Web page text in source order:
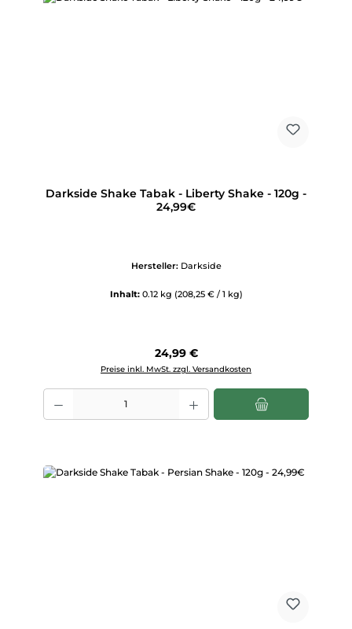
Darkside Shake Tabak - Liberty Shake - 120g -
24,99€
Hersteller: Darkside
Inhalt: 0.12 kg (208,25 € / 1 kg)
Regulärer Preis:
24,99 €
Preise inkl. MwSt. zzgl. Versandkosten
Produkt Anzahl: Gib den gewünschten Wert ein oder benutze die